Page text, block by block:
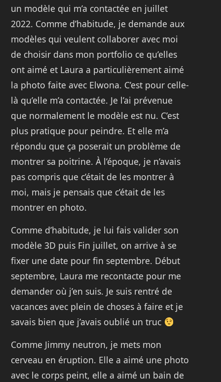
un modèle qui m’a contactée en juillet
2022. Comme d’habitude, je demande aux
modèles qui veulent collaborer avec moi
de choisir dans mon portfolio ce qu’elles
ont aimé et Laura a particulièrement aimé
la photo faite avec Elwona. C’est pour celle-
là qu’elle m’a contactée. Je l’ai prévenue
que normalement le modèle est nu. C’est
plus pratique pour peindre. Et elle m’a
répondu que ça poserait un problème de
montrer sa poitrine. À l’époque, je n’avais
pas compris que c’était de les montrer à
moi, mais je pensais que c’était de les
montrer en photo.
Comme d’habitude, je lui fais valider son
modèle 3D puis Fin juillet, on arrive à se
fixer une date pour fin septembre. Début
septembre, Laura me recontacte pour me
demander où j’en suis. Je suis rentré de
vacances avec plein de choses à faire et je
savais bien que j’avais oublié un truc
Comme Jimmy neutron, je mets mon
cerveau en éruption. Elle a aimé une photo
avec le corps peint, elle a aimé un bain de